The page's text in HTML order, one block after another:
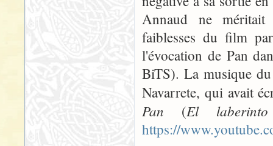
Annaud ne méritait
faiblesses du film
l'évocation de Pan
BiTS). La musique
Navarrete, qui avait
Pan (El
https://